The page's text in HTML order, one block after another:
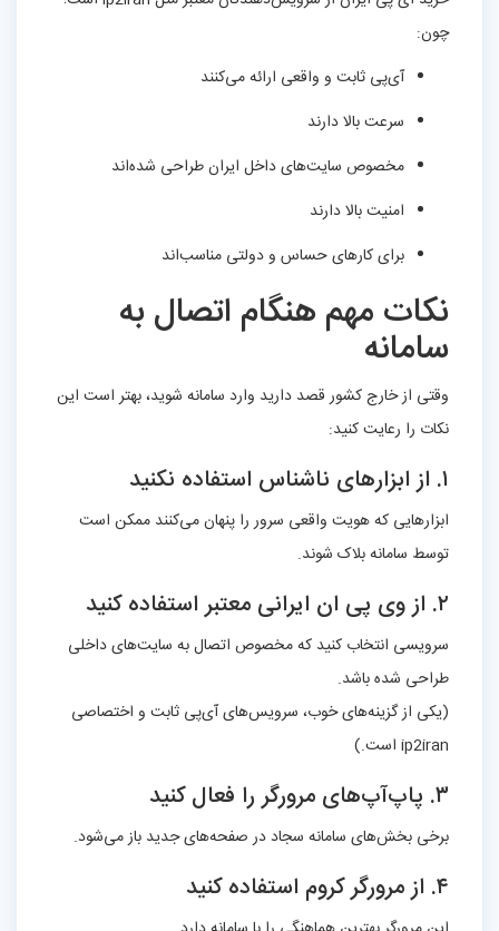
چون:
آی‌پی ثابت و واقعی ارائه می‌کنند
سرعت بالا دارند
مخصوص سایت‌های داخل ایران طراحی شده‌اند
امنیت بالا دارند
برای کارهای حساس و دولتی مناسب‌اند
نکات مهم هنگام اتصال به
سامانه
وقتی از خارج کشور قصد دارید وارد سامانه شوید، بهتر است این
نکات را رعایت کنید:
ابزارهایی که هویت واقعی سرور را پنهان می‌کنند ممکن است
توسط سامانه بلاک شوند.
سرویسی انتخاب کنید که مخصوص اتصال به سایت‌های داخلی
طراحی شده باشد.
(یکی از گزینه‌های خوب، سرویس‌های آی‌پی ثابت و اختصاصی
ip2iran است.)
برخی بخش‌های سامانه سجاد در صفحه‌های جدید باز می‌شود.